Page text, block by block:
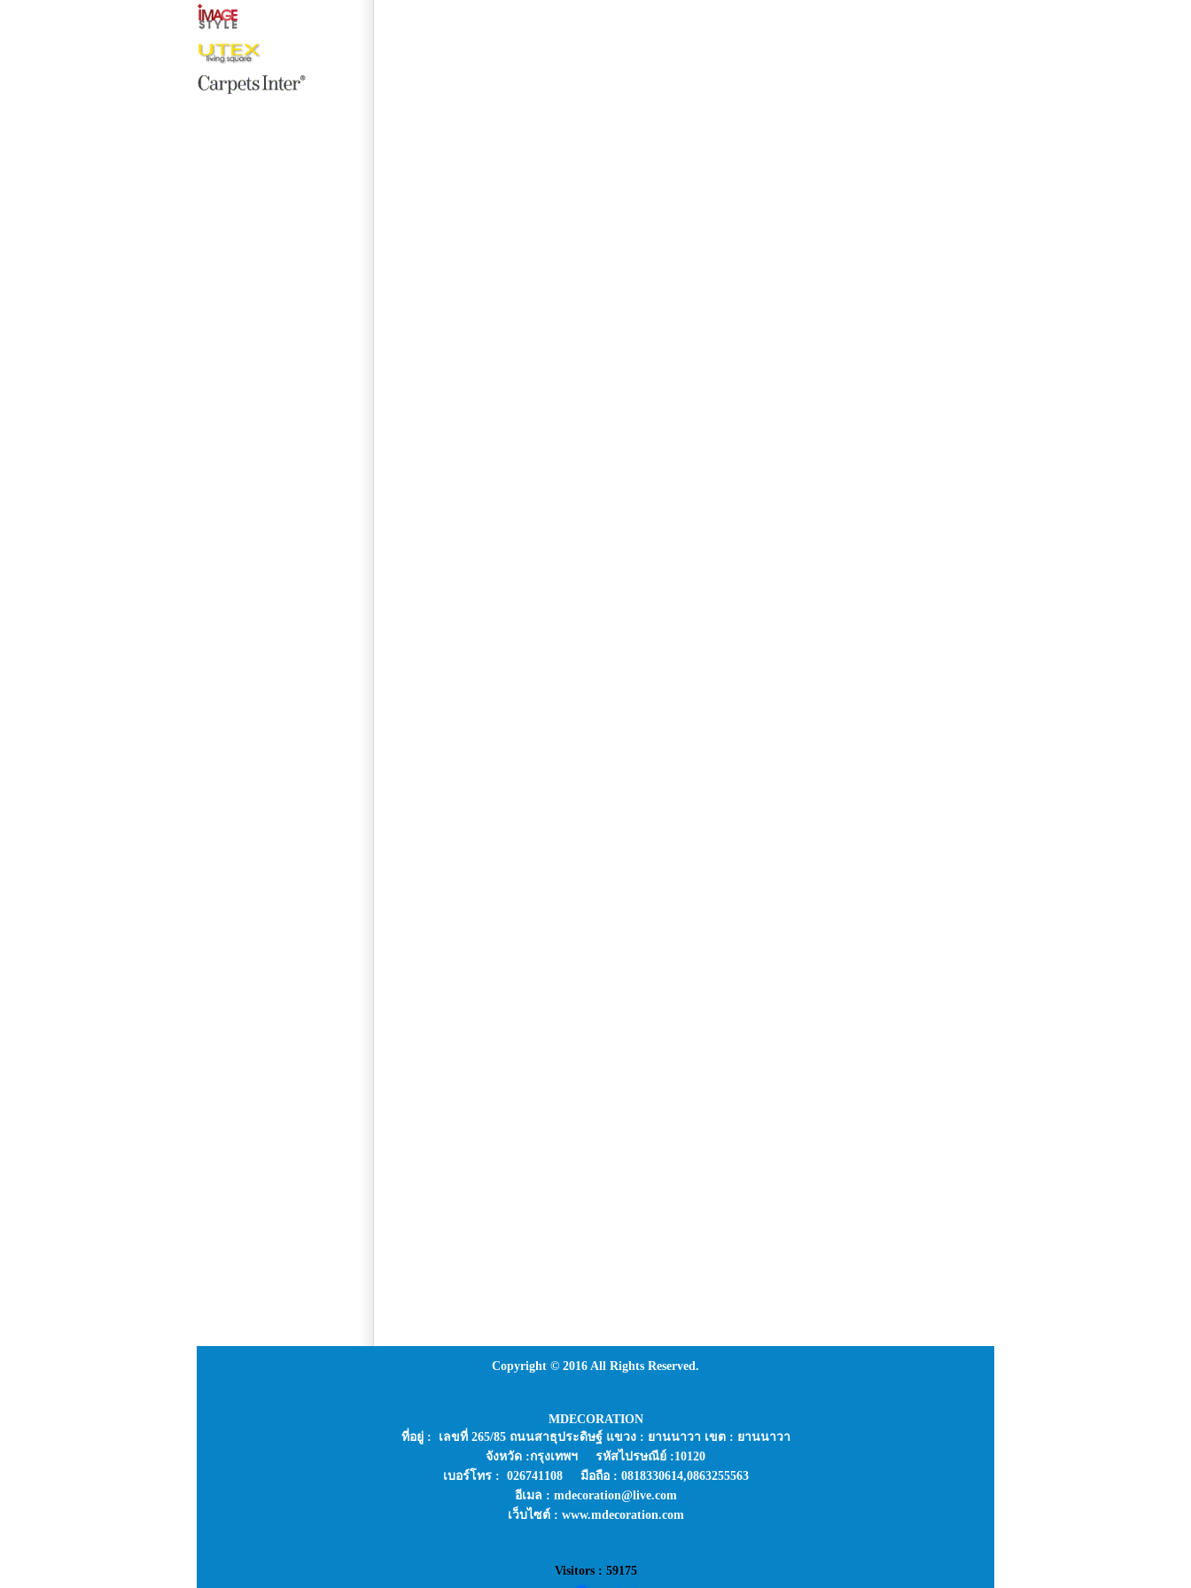
Copyright © 2016 All Rights Reserved.
MDECORATION
ที่อยู่ : เลขที่ 265/85 ถนนสาธุประดิษฐ์ แขวง : ยานนาวา เขต : ยานนาวา
จังหวัด :กรุงเทพฯ รหัสไปรษณีย์ :10120
เบอร์โทร : 026741108 มือถือ : 0818330614,0863255563
อีเมล : mdecoration@live.com
เว็บไซต์ : www.mdecoration.com
Visitors : 59175